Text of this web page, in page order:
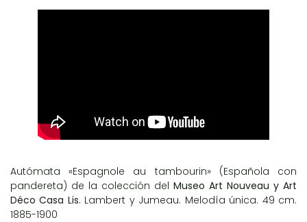
Autómata «Espagnole au tambourin» (Española con
pandereta) de la colección del Museo Art Nouveau y Art
Déco Casa Lis. Lambert y Jumeau. Melodía única. 49 cm.
1885-1900